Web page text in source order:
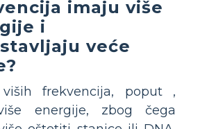
imaju više
i
veće
frekvencija, poput ,
energije, zbog čega